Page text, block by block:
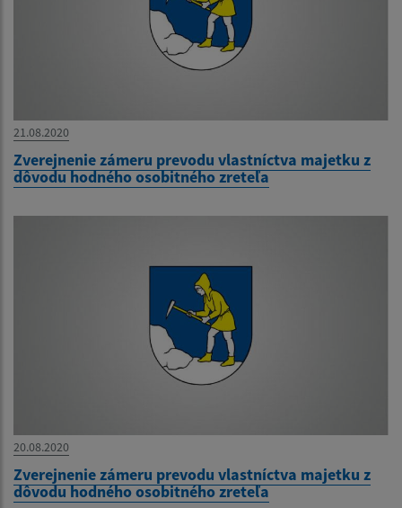
21.08.2020
Zverejnenie zámeru prevodu vlastníctva majetku z
dôvodu hodného osobitného zreteľa
20.08.2020
Zverejnenie zámeru prevodu vlastníctva majetku z
dôvodu hodného osobitného zreteľa